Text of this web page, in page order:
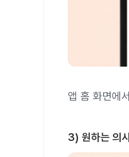
앱 홈 화면에
3) 원하는 의